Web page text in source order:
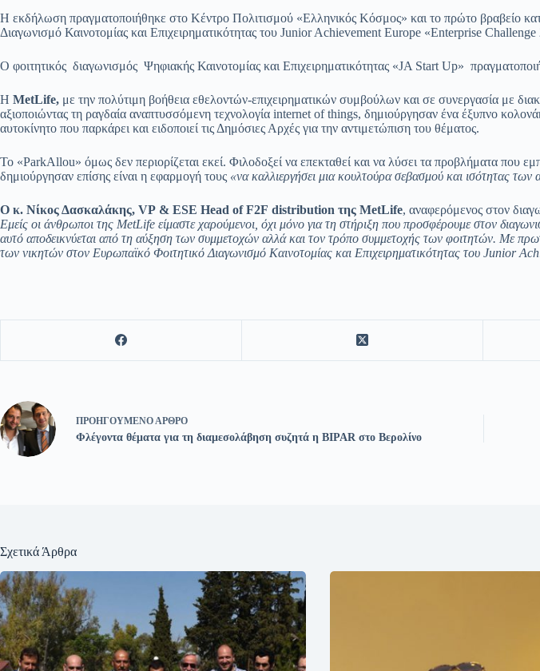
Η εκδήλωση πραγματοποιήθηκε στο Κέντρο Πολιτισμού «Ελληνικός Κόσμος» και το πρώτο βραβείο
Διαγωνισμό Καινοτομίας και Επιχειρηματικότητας του Junior Achievement Europe «Εnterprise
Ο φοιτητικός διαγωνισμός Ψηφιακής Καινοτομίας και Επιχειρηματικότητας «JA Start Up»
H MetLife, με την πολύτιμη βοήθεια εθελοντών-επιχειρηματικών συμβούλων και σε συνεργασία με
αξιοποιώντας τη ραγδαία αναπτυσσόμενη τεχνολογία internet of things, δημιούργησαν ένα έξυπνο
αυτοκίνητο που παρκάρει και ειδοποιεί τις Δημόσιες Αρχές για την αντιμετώπιση του θέματος.
Το «ParkAllou» όμως δεν περιορίζεται εκεί. Φιλοδοξεί να επεκταθεί και να λύσει τα προβλήματα που
δημιούργησαν επίσης είναι η εφαρμογή τους «να καλλιεργήσει μια κουλτούρα σεβασμού και ισότητας
Ο κ. Νίκος Δασκαλάκης, VP & ESE Head of F2F distribution της ΜetLife, αναφερόμενος στον
Εμείς οι άνθρωποι της MetLife είμαστε χαρούμενοι, όχι μόνο για τη στήριξη που προσφέρουμε στον
αυτό αποδεικνύεται από τη αύξηση των συμμετοχών αλλά και τον τρόπο συμμετοχής των φοιτητών. Με
των νικητών στον Ευρωπαϊκό Φοιτητικό Διαγωνισμό Καινοτομίας και Επιχειρηματικότητας του Junior
ΠΡΟΗΓΟΎΜΕΝΟΆΡΘΡΟ
Φλέγοντα θέματα για τη διαμεσολάβηση συζητά η BIPAR στο Βερολίνο
Σχετικά Άρθρα